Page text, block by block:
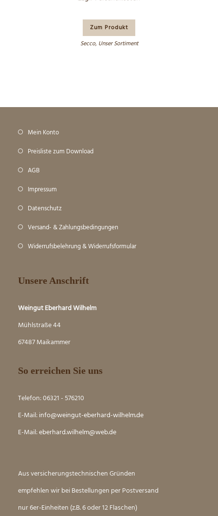
Zum Produkt
Secco, Unser Sortiment
Mein Konto
Preisliste zum Download
AGB
Impressum
Datenschutz
Versand- & Zahlungsbedingungen
Widerrufsbelehrung & Widerrufsformular
Unsere Anschrift
Weingut Eberhard Wilhelm
Mühlstraße 44
67487 Maikammer
So erreichen Sie uns
Telefon: 06321 - 576210
E-Mail:info@weingut-eberhard-wilhelm.de
E-Mail:eberhard.wilhelm@web.de
Aus versicherungstechnischen Gründen
empfehlen wir bei Bestellungen per Postversand
nur 6er-Einheiten (z.B. 6 oder 12 Flaschen)